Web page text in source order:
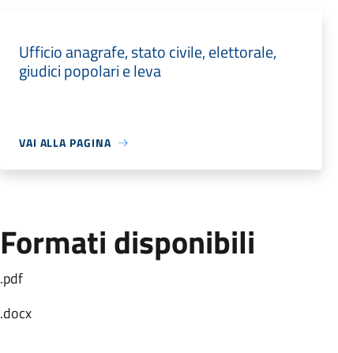
Ufficio anagrafe, stato civile, elettorale,
giudici popolari e leva
VAI ALLA PAGINA
Formati disponibili
.pdf
.docx